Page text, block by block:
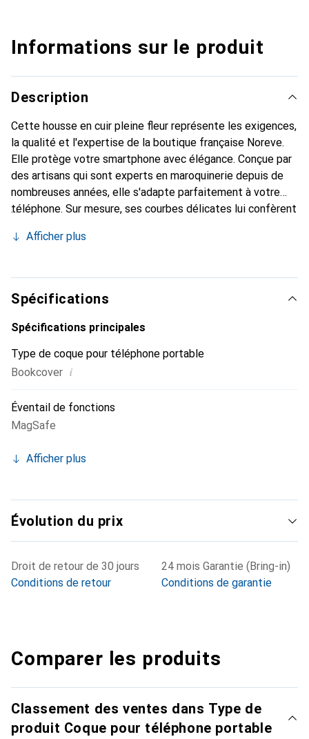
Informations sur le produit
Description
Cette housse en cuir pleine fleur représente les exigences,
la qualité et l'expertise de la boutique française Noreve.
Elle protège votre smartphone avec élégance. Conçue par
des artisans qui sont experts en maroquinerie depuis de
nombreuses années, elle s'adapte parfaitement à votre
téléphone. Sur mesure, ses courbes délicates lui confèrent
et indispensable pour votre smartphone. Reconnaître
marque Noreve est un choix sûr pour une clientèle
exigeante.
Afficher plus
Spécifications
Spécifications principales
Type de coque pour téléphone portable
Bookcover i
Éventail de fonctions
MagSafe
Afficher plus
Évolution du prix
Droit de retour de 30 jours
Conditions de retour
24 mois Garantie (Bring-in)
Conditions de garantie
Comparer les produits
Classement des ventes dans Type de
produit Coque pour téléphone portable